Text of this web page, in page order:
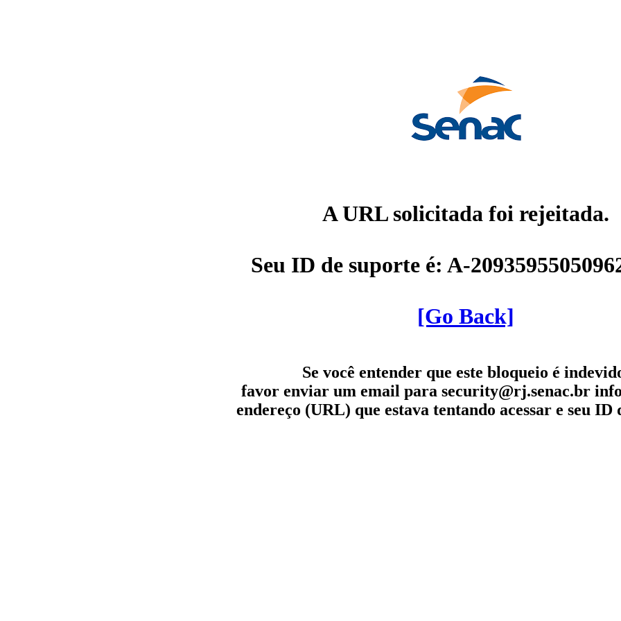
A URL solicitada foi rejeitada.
Seu ID de suporte é: A-
[Go Back]
Se você entender que este bloqueio é
favor enviar um email para security@rj.senac.br
endereço (URL) que estava tentando acessar e seu ID